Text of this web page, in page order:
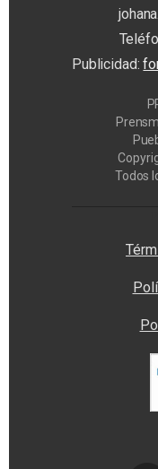
Publicidad:
Todos